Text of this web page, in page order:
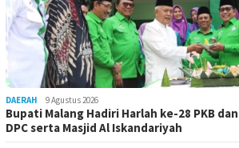
DAERAH 9 Agustus 2026
Bupati Malang Hadiri Harlah ke-28 PKB
DPC serta Masjid Al Iskandariyah